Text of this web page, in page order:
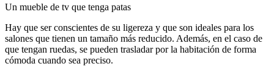
Un mueble de tv que tenga patas
Hay que ser conscientes de su ligereza y que son ideales para los
salones que tienen un tamaño más reducido. Además, en el caso de
que tengan ruedas, se pueden trasladar por la habitación de forma
cómoda cuando sea preciso.